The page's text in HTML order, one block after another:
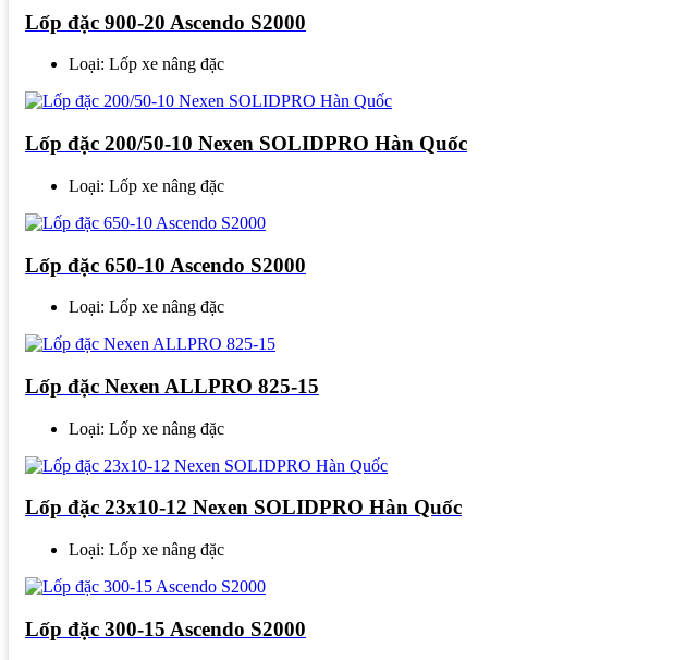
Lốp đặc 900-20 Ascendo S2000
Loại: Lốp xe nâng đặc
Lốp đặc 200/50-10 Nexen SOLIDPRO Hàn Quốc
Loại: Lốp xe nâng đặc
Lốp đặc 650-10 Ascendo S2000
Loại: Lốp xe nâng đặc
Lốp đặc Nexen ALLPRO 825-15
Loại: Lốp xe nâng đặc
Lốp đặc 23x10-12 Nexen SOLIDPRO Hàn Quốc
Loại: Lốp xe nâng đặc
Lốp đặc 300-15 Ascendo S2000